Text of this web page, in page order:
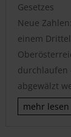
Gesetzes
Neue
einem
durchlaufen
abgewälzt
mehr lesen